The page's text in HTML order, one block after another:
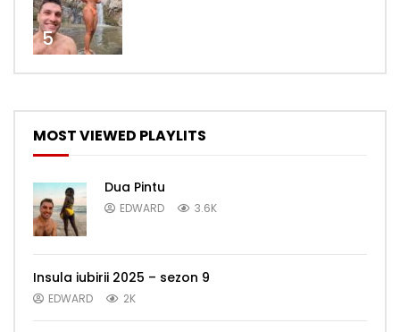
5
MOST VIEWED PLAYLITS
Dua Pintu
EDWARD 3.6K
Insula iubirii 2025 – sezon 9
EDWARD 2K